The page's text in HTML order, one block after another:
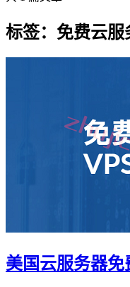
标签：免费云服
美国云服务器免